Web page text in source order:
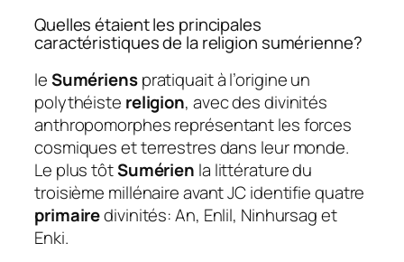
Quelles étaient les principales
caractéristiques de la religion sumérienne?
leSumérienspratiquait à l’origine un
polythéiste religion, avec des divinités
anthropomorphes représentant les forces
cosmiques et terrestres dans leur monde.
Le plus tôtSumérien la littérature du
troisième millénaire avant JC identifie quatre
primairedivinités: An, Enlil, Ninhursag et
Enki.